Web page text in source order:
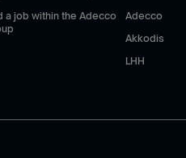
a job within the Adecco
Adecco
Akkodis
LHH